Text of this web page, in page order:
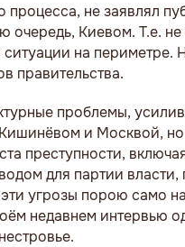
не заявлял
очередь, Киевом. Т.е. не
на периметре.
правительства.
проблемы,
и Москвой,
преступности,
для партии власти,
угрозы порою само
недавнем интервью